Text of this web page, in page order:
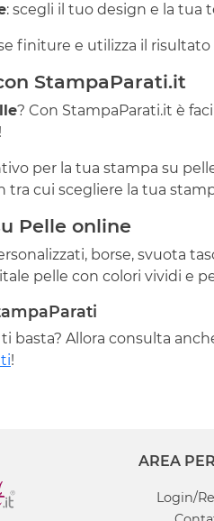
: scegli il tuo design e la
finiture e utilizza il risultato
StampaParati.it
? Con StampaParati.it è
per la tua stampa su
tra cui scegliere la tua
Pelle online
borse, svuota
pelle con colori vividi e
basta? Allora consulta
!
AREA
Login/